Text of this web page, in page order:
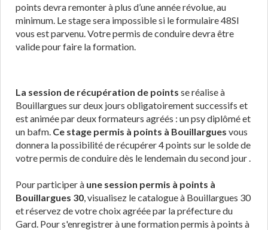
points devra remonter à plus d’une année révolue, au
minimum. Le stage sera impossible si le formulaire 48SI
vous est parvenu. Votre permis de conduire devra être
valide pour faire la formation.
La session de récupération de points se réalise à
Bouillargues sur deux jours obligatoirement successifs et
est animée par deux formateurs agréés : un psy diplômé et
un bafm. Ce stage permis à points à Bouillargues vous
donnera la possibilité de récupérer 4 points sur le solde de
votre permis de conduire dès le lendemain du second jour .
Pour participer à une session permis à points à
Bouillargues 30, visualisez le catalogue à Bouillargues 30
et réservez de votre choix agréée par la préfecture du
Gard. Pour s'enregistrer à une formation permis à points à